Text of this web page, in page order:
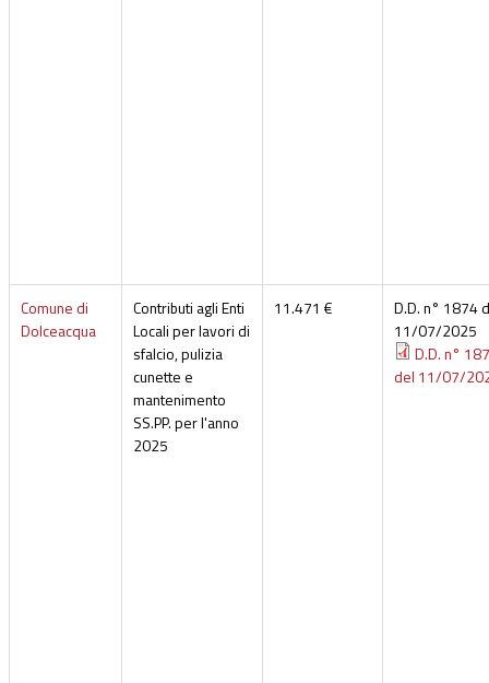
Comune di
Dolceacqua
Contributi agli Enti
Locali per lavori di
sfalcio, pulizia
cunette e
mantenimento
SS.PP. per l'anno
2025
11.471 €
D.D. n° 1874
11/07/2025
D.D. n°
del 11/07/